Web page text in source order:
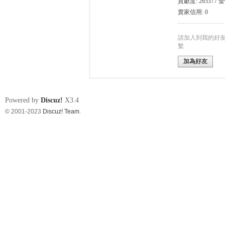
賣家信用: 0
請加入到我的好
繫
加為好友
Powered by Discuz! X3.4
© 2001-2023 Discuz! Team.